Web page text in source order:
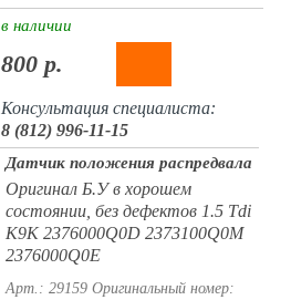
в наличии
800 р.
Консультация специалиста:
8 (812) 996-11-15
Датчик положения распредвала
Оригинал Б.У в хорошем
состоянии, без дефектов 1.5 Tdi
K9K 2376000Q0D 2373100Q0M
2376000Q0E
Арт.: 29159 Оригинальный номер: